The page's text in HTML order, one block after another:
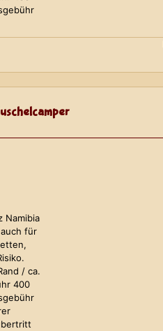
Namibia
für
/ ca.
400